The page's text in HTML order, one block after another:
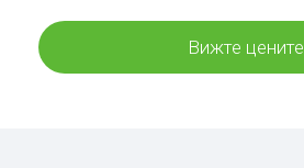
Вижте цените